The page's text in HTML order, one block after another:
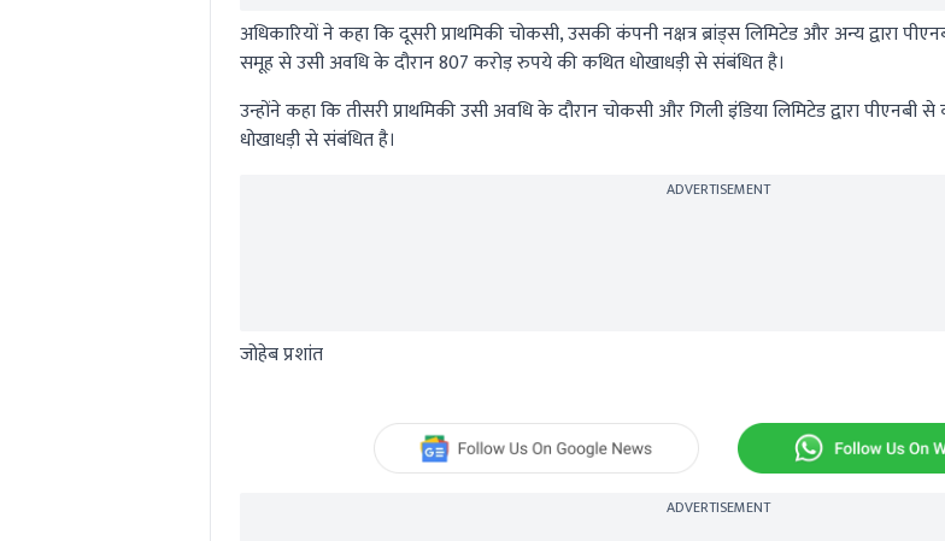
अधिकारियों ने कहा कि दूसरी प्राथमिकी चोकसी, उसकी कंपनी नक्षत्र ब्रांड्स लिमिटेड और अन्य द्वारा
समूह से उसी अवधि के दौरान 807 करोड़ रुपये की कथित धोखाधड़ी से संबंधित है।
उन्होंने कहा कि तीसरी प्राथमिकी उसी अवधि के दौरान चोकसी और गिली इंडिया लिमिटेड द्वारा
धोखाधड़ी से संबंधित है।
ADVERTISEMENT
जोहेब प्रशांत
ADVERTISEMENT